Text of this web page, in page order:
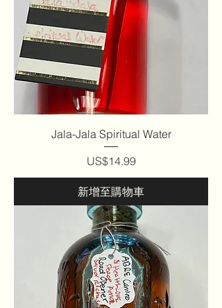
Jala-Jala Spiritual Water
價格
US$14.99
新增至購物車